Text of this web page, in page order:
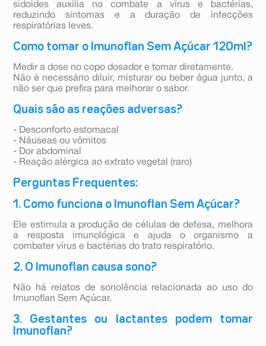
sidoides auxilia no combate a vírus e bactérias,
reduzindo sintomas e a duração de infecções
respiratórias leves.
Como tomar o Imunoflan Sem Açúcar 120ml?
Medir a dose no copo dosador e tomar diretamente.
Não é necessário diluir, misturar ou beber água junto, a
não ser que prefira para melhorar o sabor.
Quais são as reações adversas?
- Desconforto estomacal
- Náuseas ou vômitos
- Dor abdominal
- Reação alérgica ao extrato vegetal (raro)
Perguntas Frequentes:
1. Como funciona o Imunoflan Sem Açúcar?
Ele estimula a produção de células de defesa, melhora
a resposta imunológica e ajuda o organismo a
combater vírus e bactérias do trato respiratório.
2. O Imunoflan causa sono?
Não há relatos de sonolência relacionada ao uso do
Imunoflan Sem Açúcar.
3. Gestantes ou lactantes podem tomar
Imunoflan?